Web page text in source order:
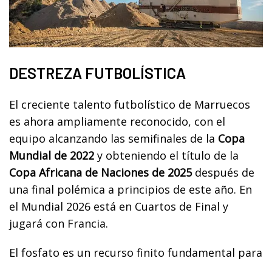
DESTREZA FUTBOLÍSTICA
El creciente talento futbolístico de Marruecos
es ahora ampliamente reconocido, con el
equipo alcanzando las semifinales de la Copa
Mundial de 2022 y obteniendo el título de la
Copa Africana de Naciones de 2025después de
una final polémica a principios de este año. En
el Mundial 2026 está en Cuartos de Final y
jugará con Francia.
El fosfato es un recurso finito fundamental para